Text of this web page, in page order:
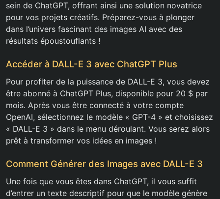
sein de ChatGPT, offrant ainsi une solution novatrice
pour vos projets créatifs. Préparez-vous à plonger
dans l’univers fascinant des images AI avec des
résultats époustouflants !
Accéder à DALL-E 3 avec ChatGPT Plus
Pour profiter de la puissance de DALL-E 3, vous devez
être abonné à ChatGPT Plus, disponible pour 20 $ par
mois. Après vous être connecté à votre compte
OpenAI, sélectionnez le modèle « GPT-4 » et choisissez
« DALL-E 3 » dans le menu déroulant. Vous serez alors
prêt à transformer vos idées en images !
Comment Générer des Images avec DALL-E 3
Une fois que vous êtes dans ChatGPT, il vous suffit
d’entrer un texte descriptif pour que le modèle génère